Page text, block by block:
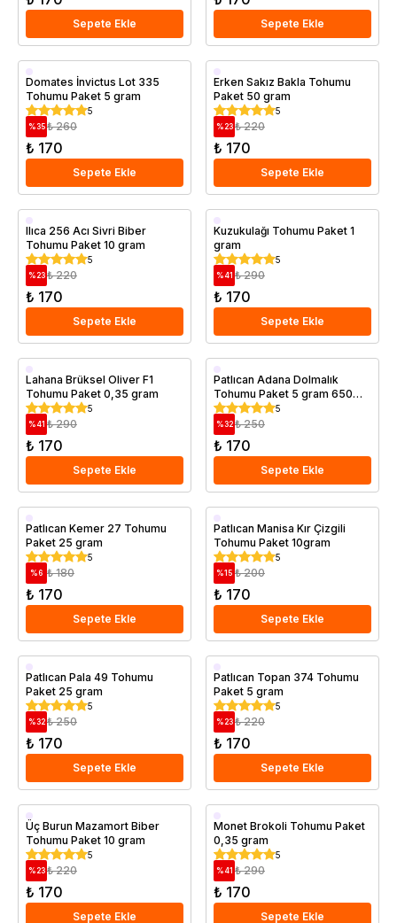
Sepete Ekle Sepete Ekle
Domates İnvictus Lot 335
Tohumu Paket 5 gram
5
%35 ₺ 260
₺ 170
Sepete Ekle
Erken Sakız Bakla Tohumu
Paket 50 gram
5
%23 ₺ 220
₺ 170
Sepete Ekle
Ilıca 256 Acı Sivri Biber
Tohumu Paket 10 gram
5
%23 ₺ 220
₺ 170
Sepete Ekle
Kuzukulağı Tohumu Paket 1
gram
5
%41 ₺ 290
₺ 170
Sepete Ekle
Lahana Brüksel Oliver F1
Tohumu Paket 0,35 gram
5
%41 ₺ 290
₺ 170
Sepete Ekle
Patlıcan Adana Dolmalık
Tohumu Paket 5 gram 650
tohum
5
%32 ₺ 250
₺ 170
Sepete Ekle
Patlıcan Kemer 27 Tohumu
Paket 25 gram
5
% 6 ₺ 180
₺ 170
Sepete Ekle
Patlıcan Manisa Kır Çizgili
Tohumu Paket 10gram
5
%15 ₺ 200
₺ 170
Sepete Ekle
Patlıcan Pala 49 Tohumu
Paket 25 gram
5
%32 ₺ 250
₺ 170
Sepete Ekle
Patlıcan Topan 374 Tohumu
Paket 5 gram
5
%23 ₺ 220
₺ 170
Sepete Ekle
Üç Burun Mazamort Biber
Tohumu Paket 10 gram
5
%23 ₺ 220
₺ 170
Sepete Ekle
Monet Brokoli Tohumu Paket
0,35 gram
5
%41 ₺ 290
₺ 170
Sepete Ekle